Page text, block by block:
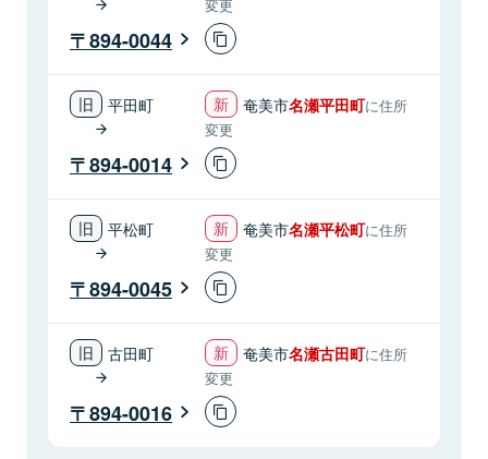
変更
894-0044
平田町 奄美市名瀬平田町に住所
変更
894-0014
平松町 奄美市名瀬平松町に住所
変更
894-0045
古田町 奄美市名瀬古田町に住所
変更
894-0016